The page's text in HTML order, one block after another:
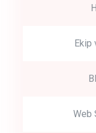
Ekip
Web